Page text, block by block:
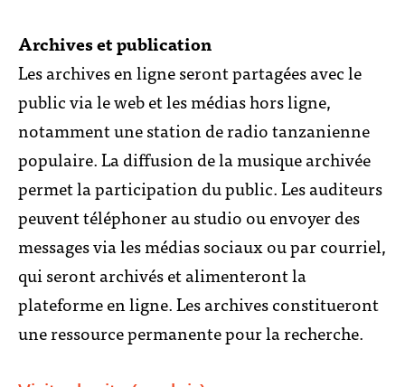
Archives et publication
Les archives en ligne seront partagées avec le
public via le web et les médias hors ligne,
notamment une station de radio tanzanienne
populaire. La diffusion de la musique archivée
permet la participation du public. Les auditeurs
peuvent téléphoner au studio ou envoyer des
messages via les médias sociaux ou par courriel,
qui seront archivés et alimenteront la
plateforme en ligne. Les archives constitueront
une ressource permanente pour la recherche.